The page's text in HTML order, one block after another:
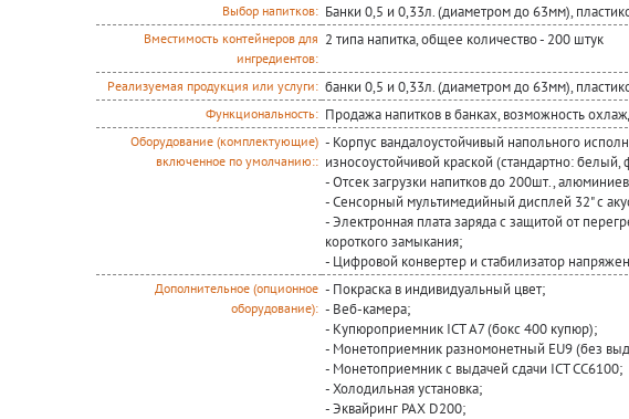
Выбор напитков: Банки 0,5 и 0,33л. (диаметром до 63мм),
Вместимость контейнеров для
ингредиентов:
2 типа напитка, общее количество - 200 штук
Реализуемая продукция или услуги: банки 0,5 и 0,33л. (диаметром до 63мм),
Функциональность: Продажа напитков в банках, возможность
Оборудование (комплектующие)
включенное по умолчанию::
- Корпус вандалоустойчивый напольного
износоустойчивой краской (стандартно: белый,
- Отсек загрузки напитков до 200шт.,
- Сенсорный мультимедийный дисплей 32" с
- Электронная плата заряда с защитой от
короткого замыкания;
- Цифровой конвертер и стабилизатор
Дополнительное (опционное
оборудование):
- Покраска в индивидуальный цвет;
- Веб-камера;
- Купюроприемник ICT A7 (бокс 400 купюр);
- Монетоприемник разномонетный EU9 (без
- Монетоприемник с выдачей сдачи ICT СС6100;
- Холодильная установка;
- Эквайринг PAX D200;